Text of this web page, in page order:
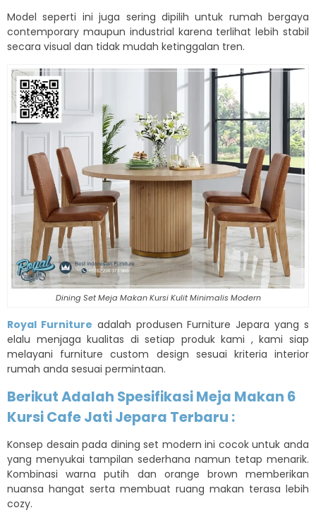
Model seperti ini juga sering dipilih untuk rumah bergaya
contemporary maupun industrial karena terlihat lebih stabil
secara visual dan tidak mudah ketinggalan tren.
Dining Set Meja Makan Kursi Kulit Minimalis Modern
Royal Furniture adalah produsen Furniture Jepara yang s
elalu menjaga kualitas di setiap produk kami , kami siap
melayani furniture custom design sesuai kriteria interior
rumah anda sesuai permintaan.
Berikut Adalah Spesifikasi Meja Makan 6
Kursi Cafe Jati Jepara Terbaru :
Konsep desain pada dining set modern ini cocok untuk anda
yang menyukai tampilan sederhana namun tetap menarik.
Kombinasi warna putih dan orange brown memberikan
nuansa hangat serta membuat ruang makan terasa lebih
cozy.